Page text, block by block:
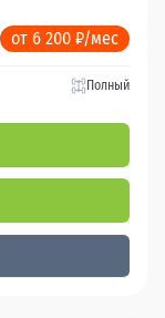
от 6 200 ₽/мес
Полный